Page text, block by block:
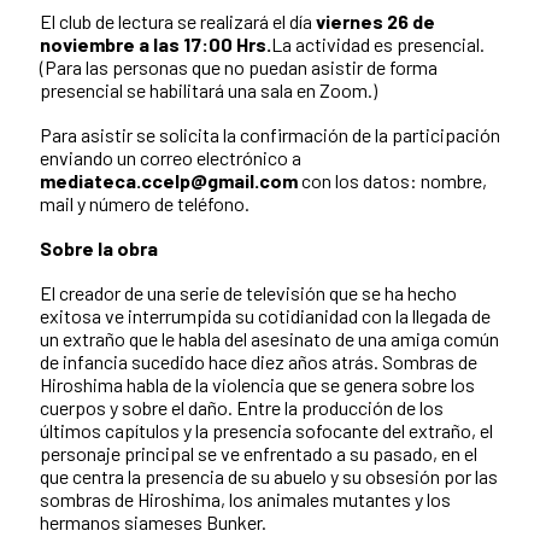
El club de lectura se realizará el día viernes 26 de
noviembre a las 17:00 Hrs.La actividad es presencial.
(Para las personas que no puedan asistir de forma
presencial se habilitará una sala en Zoom.)
Para asistir se solicita la confirmación de la participación
enviando un correo electrónico a
mediateca.ccelp@gmail.comcon los datos: nombre,
mail y número de teléfono.
Sobre la obra
El creador de una serie de televisión que se ha hecho
exitosa ve interrumpida su cotidianidad con la llegada de
un extraño que le habla del asesinato de una amiga común
de infancia sucedido hace diez años atrás. Sombras de
Hiroshima habla de la violencia que se genera sobre los
cuerpos y sobre el daño. Entre la producción de los
últimos capítulos y la presencia sofocante del extraño, el
personaje principal se ve enfrentado a su pasado, en el
que centra la presencia de su abuelo y su obsesión por las
sombras de Hiroshima, los animales mutantes y los
hermanos siameses Bunker.